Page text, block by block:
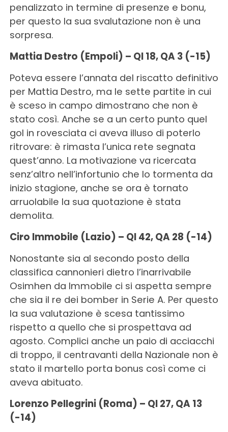
penalizzato in termine di presenze e bonu,
per questo la sua svalutazione non è una
sorpresa.
Mattia Destro (Empoli) – QI 18, QA 3 (-15)
Poteva essere l’annata del riscatto definitivo
per Mattia Destro, ma le sette partite in cui
è sceso in campo dimostrano che non è
stato così. Anche se a un certo punto quel
gol in rovesciata ci aveva illuso di poterlo
ritrovare: è rimasta l’unica rete segnata
quest’anno. La motivazione va ricercata
senz’altro nell’infortunio che lo tormenta da
inizio stagione, anche se ora è tornato
arruolabile la sua quotazione è stata
demolita.
Ciro Immobile (Lazio) – QI 42, QA 28 (-14)
Nonostante sia al secondo posto della
classifica cannonieri dietro l’inarrivabile
Osimhen da Immobile ci si aspetta sempre
che sia il re dei bomber in Serie A. Per questo
la sua valutazione è scesa tantissimo
rispetto a quello che si prospettava ad
agosto. Complici anche un paio di acciacchi
di troppo, il centravanti della Nazionale non è
stato il martello porta bonus così come ci
aveva abituato.
Lorenzo Pellegrini (Roma) – QI 27, QA 13
(-14)